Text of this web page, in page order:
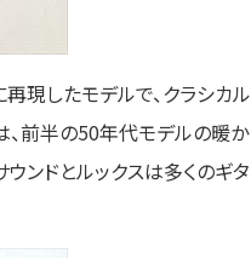
現したモデルで、クラシカル
、前半の50年代モデルの暖か
ンドとルックスは多くのギタ